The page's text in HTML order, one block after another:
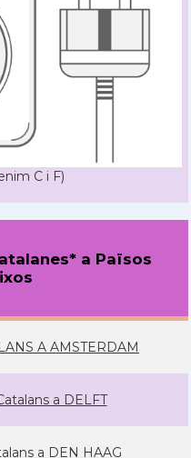
C i F)
a Països
A AMSTERDAM
a DELFT
a DEN HAAG